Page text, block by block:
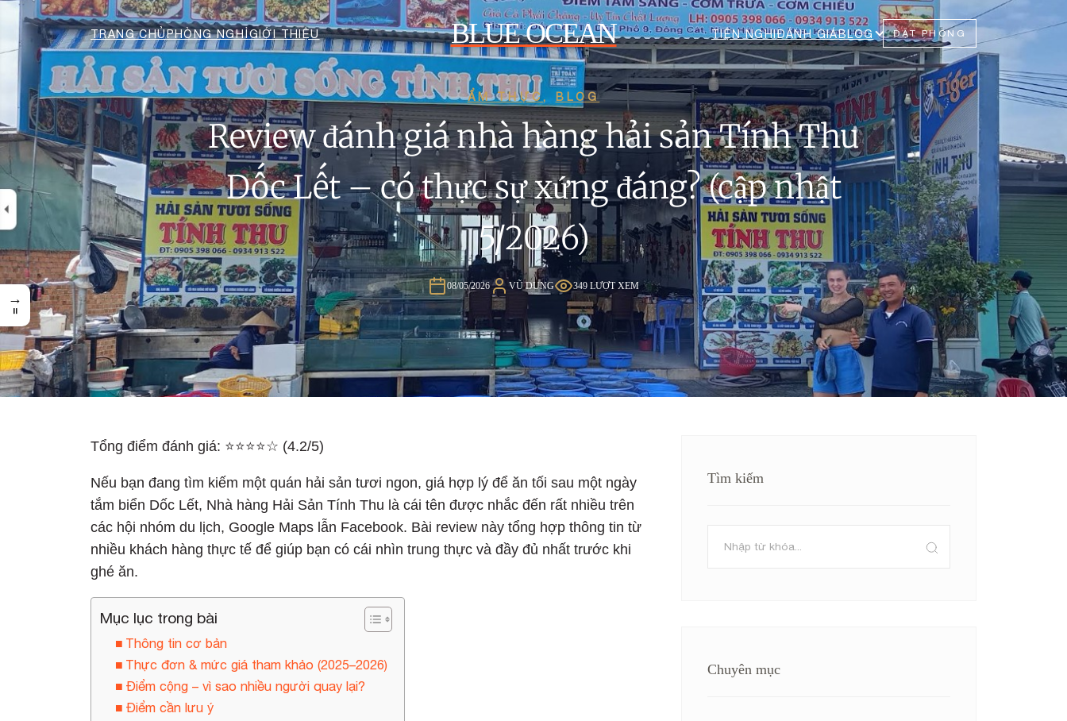
TRANG CHỦPHÒNG NGHỈGIỚI THIỆU BLUE OCEAN TIỆN NGHIĐÁNH GIÁBLOG ĐẶT PHÒNG
ẨM THỰC, BLOG
Review đánh giá nhà hàng hải sản Tính Thu
Dốc Lết – có thực sự xứng đáng? (cập nhật
5/2026)
08/05/2026 VŨ DUNG 349 LƯỢT XEM
Tổng điểm đánh giá: ⭐⭐⭐⭐☆ (4.2/5)
Nếu bạn đang tìm kiếm một quán hải sản tươi ngon, giá hợp lý để ăn tối sau một ngày
tắm biển Dốc Lết, Nhà hàng Hải Sản Tính Thu là cái tên được nhắc đến rất nhiều trên
các hội nhóm du lịch, Google Maps lẫn Facebook. Bài review này tổng hợp thông tin từ
nhiều khách hàng thực tế để giúp bạn có cái nhìn trung thực và đầy đủ nhất trước khi
ghé ăn.
Mục lục trong bài
Thông tin cơ bản
Thực đơn & mức giá tham khảo (2025–2026)
Điểm cộng – vì sao nhiều người quay lại?
Điểm cần lưu ý
Tìm kiếm
Chuyên mục
→